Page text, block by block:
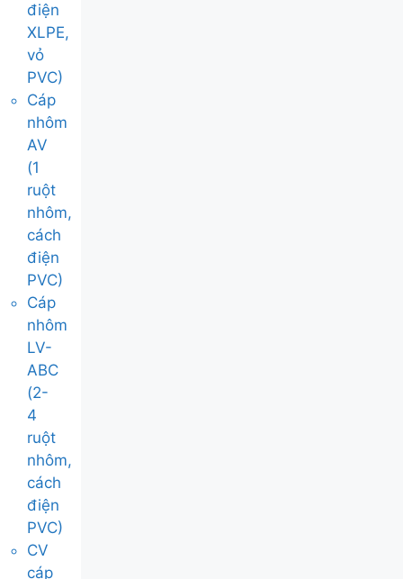
điện
XLPE,
vỏ
PVC)
Cáp
nhôm
AV
(1
ruột
nhôm,
cách
điện
PVC)
Cáp
nhôm
LV-
ABC
(2-
4
ruột
nhôm,
cách
điện
PVC)
CV
cáp